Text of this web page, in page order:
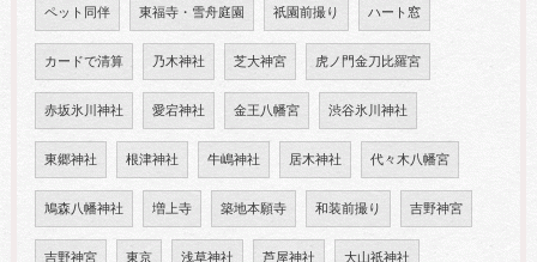
ペット同伴 東福寺・雪舟庭園 祇園前撮り ハート窓
カードで清算 乃木神社 芝大神宮 虎ノ門金刀比羅宮
赤坂氷川神社 愛宕神社 金王八幡宮 渋谷氷川神社
東郷神社 根津神社 牛嶋神社 居木神社 代々木八幡宮
鳩森八幡神社 増上寺 築地本願寺 和装前撮り 吉野神宮
吉野神宮 東京 浅草神社 芦屋神社 大山祇神社